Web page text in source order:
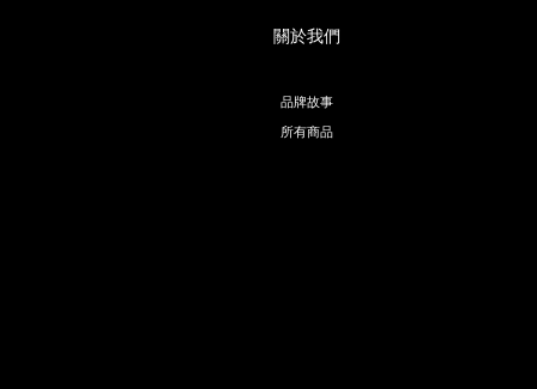
關於我們
品牌故事
所有商品